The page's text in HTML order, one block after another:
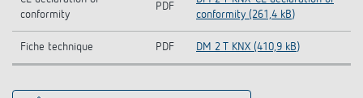
conformity
PDF
conformity (261,4 kB)
Fiche technique PDF DM 2 T KNX (410,9 kB)